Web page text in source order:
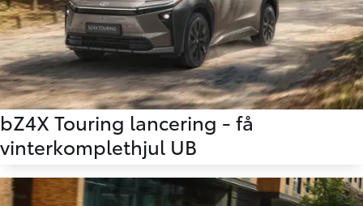
bZ4X Touring lancering - få
vinterkomplethjul UB